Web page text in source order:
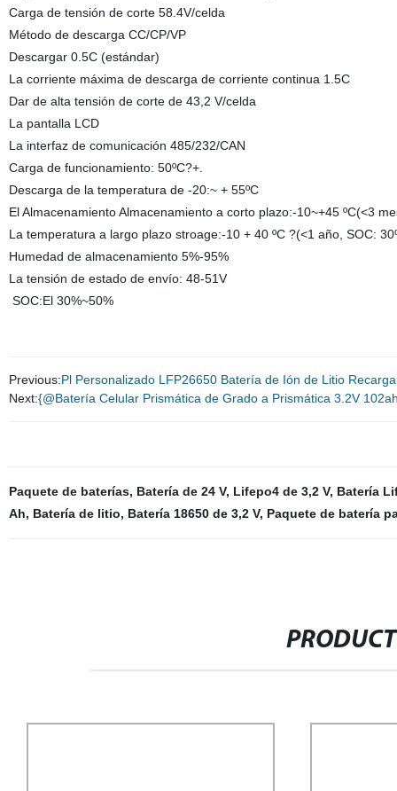
Carga de tensión de corte 58.4V/celda
Método de descarga CC/CP/VP
Descargar 0.5C (estándar)
La corriente máxima de descarga de corriente continua 1.5C
Dar de alta tensión de corte de 43,2 V/celda
La pantalla LCD
La interfaz de comunicación 485/232/CAN
Carga de funcionamiento: 50ºC?+.
Descarga de la temperatura de -20:~ + 55ºC
El Almacenamiento Almacenamiento a corto plazo:-10~+45 ºC(<3
La temperatura a largo plazo stroage:-10 + 40 ºC ?(<1 año, SOC:
Humedad de almacenamiento 5%-95%
La tensión de estado de envío: 48-51V
SOC:El 30%~50%
Previous:Pl Personalizado LFP26650 Batería de Ión de Litio
Next:{@Batería Celular Prismática de Grado a Prismática 3.2V
Paquete de baterías, Batería de 24 V, Lifepo4 de 3,2 V, Batería
Ah, Batería de litio, Batería 18650 de 3,2 V, Paquete de batería